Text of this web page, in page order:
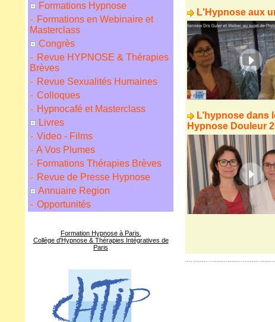
Formations Hypnose
Formations en Webinaire et
Masterclass
Congrès
Revue HYPNOSE & Thérapies
Brèves
Revue Sexualités Humaines
Colloques
Hypnocafé et Masterclass
Livres
Video - Films
A Vos Plumes
Formations Thérapies Brèves
Revue de Presse Hypnose
Annuaire Region
Opportunités
Formation Hypnose à Paris.
Collège d'Hypnose & Thérapies Intégratives de
Paris
L'Hypnose aux
L’hypnose
Hypnose Douleur